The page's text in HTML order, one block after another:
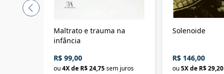
Maltrato e trauma na
infância
R$ 99,00
ou4X de R$ 24,75sem juros
Solenoide
R$ 146,00
ou5X de R$ 29,20